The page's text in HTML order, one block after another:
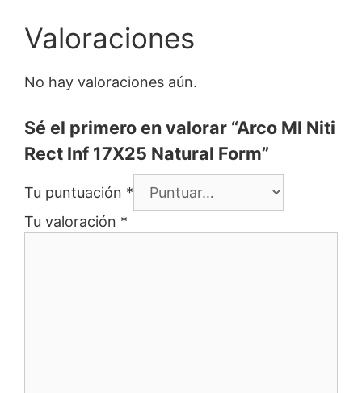
Valoraciones
No hay valoraciones aún.
Sé el primero en valorar “Arco Ml Niti
Rect Inf 17X25 Natural Form”
Tu puntuación *
Tu valoración *